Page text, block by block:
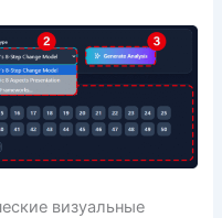
визуальные